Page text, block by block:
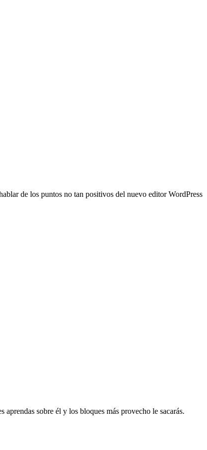
de los puntos no tan positivos del nuevo editor WordPress
sobre él y los bloques más provecho le sacarás.